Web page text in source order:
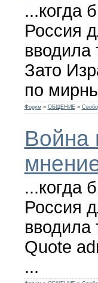
...когда
Россия
вводила
Зато
по
Форум » ОБЩЕНИЕ »
...когда
Россия
вводила
Quote
...